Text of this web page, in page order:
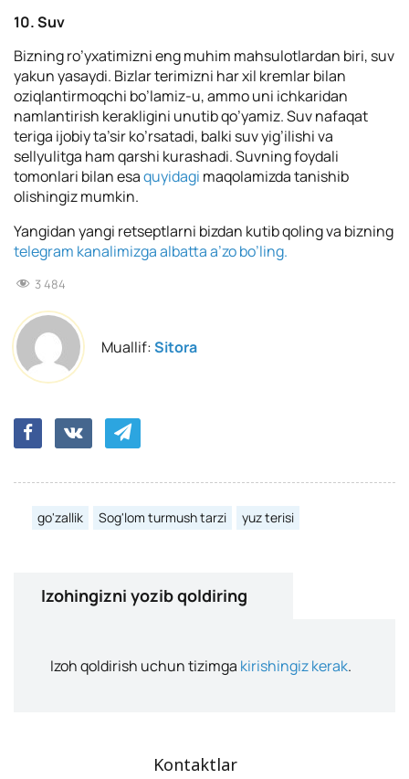
10. Suv
Bizning ro’yxatimizni eng muhim mahsulotlardan biri, suv
yakun yasaydi. Bizlar terimizni har xil kremlar bilan
oziqlantirmoqchi bo’lamiz-u, ammo uni ichkaridan
namlantirish kerakligini unutib qo’yamiz. Suv nafaqat
teriga ijobiy ta’sir ko’rsatadi, balki suv yig’ilishi va
sellyulitga ham qarshi kurashadi. Suvning foydali
tomonlari bilan esaquyidagi maqolamizda tanishib
olishingiz mumkin.
Yangidan yangi retseptlarni bizdan kutib qoling va bizning
telegram kanalimizga albatta a’zo bo’ling.
3 484
Muallif:Sitora
go'zallik Sog'lom turmush tarzi yuz terisi
Izohingizni yozib qoldiring
Izoh qoldirish uchun tizimga kirishingiz kerak.
Kontaktlar